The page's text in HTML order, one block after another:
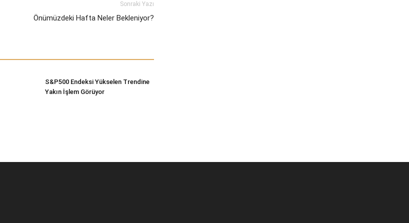
Sonraki Yazı
Önümüzdeki Hafta Neler Bekleniyor?
S&P500 Endeksi Yükselen Trendine
Yakın İşlem Görüyor